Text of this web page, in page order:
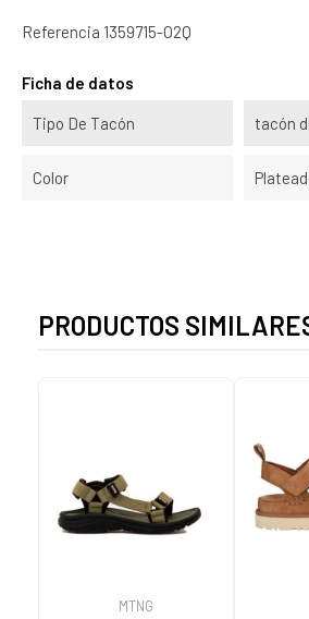
Referencia 1359715-O2Q
Ficha de datos
Tipo De Tacón tacón
Color
PRODUCTOS
MTNG